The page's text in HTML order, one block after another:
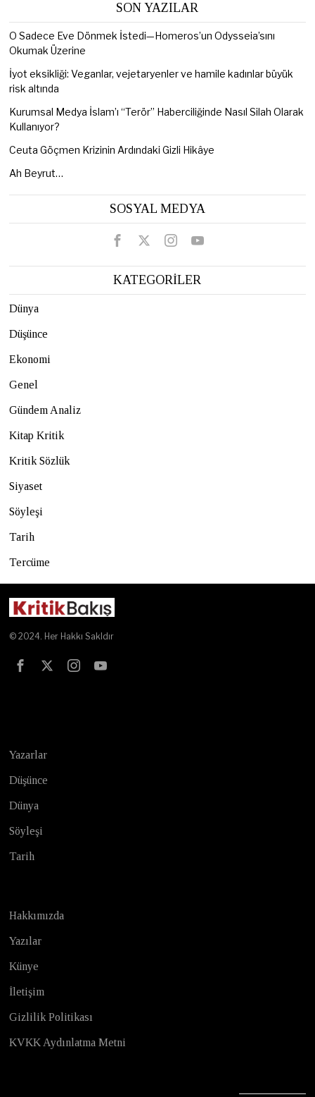
SON YAZILAR
O Sadece Eve Dönmek İstedi—Homeros’un Odysseia’sını
Okumak Üzerine
İyot eksikliği: Veganlar, vejetaryenler ve hamile kadınlar büyük
risk altında
Kurumsal Medya İslam’ı “Terör” Haberciliğinde Nasıl Silah Olarak
Kullanıyor?
Ceuta Göçmen Krizinin Ardındaki Gizli Hikâye
Ah Beyrut…
SOSYAL MEDYA
KATEGORİLER
Dünya
Düşünce
Ekonomi
Genel
Gündem Analiz
Kitap Kritik
Kritik Sözlük
Siyaset
Söyleşi
Tarih
Tercüme
© 2024. Her Hakkı Sakldır
Yazarlar
Düşünce
Dünya
Söyleşi
Tarih
Hakkımızda
Yazılar
Künye
İletişim
Gizlilik Politikası
KVKK Aydınlatma Metni